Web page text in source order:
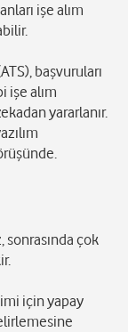
işe alım
başvuruları
işe alım
yararlanır.
çok
için yapay